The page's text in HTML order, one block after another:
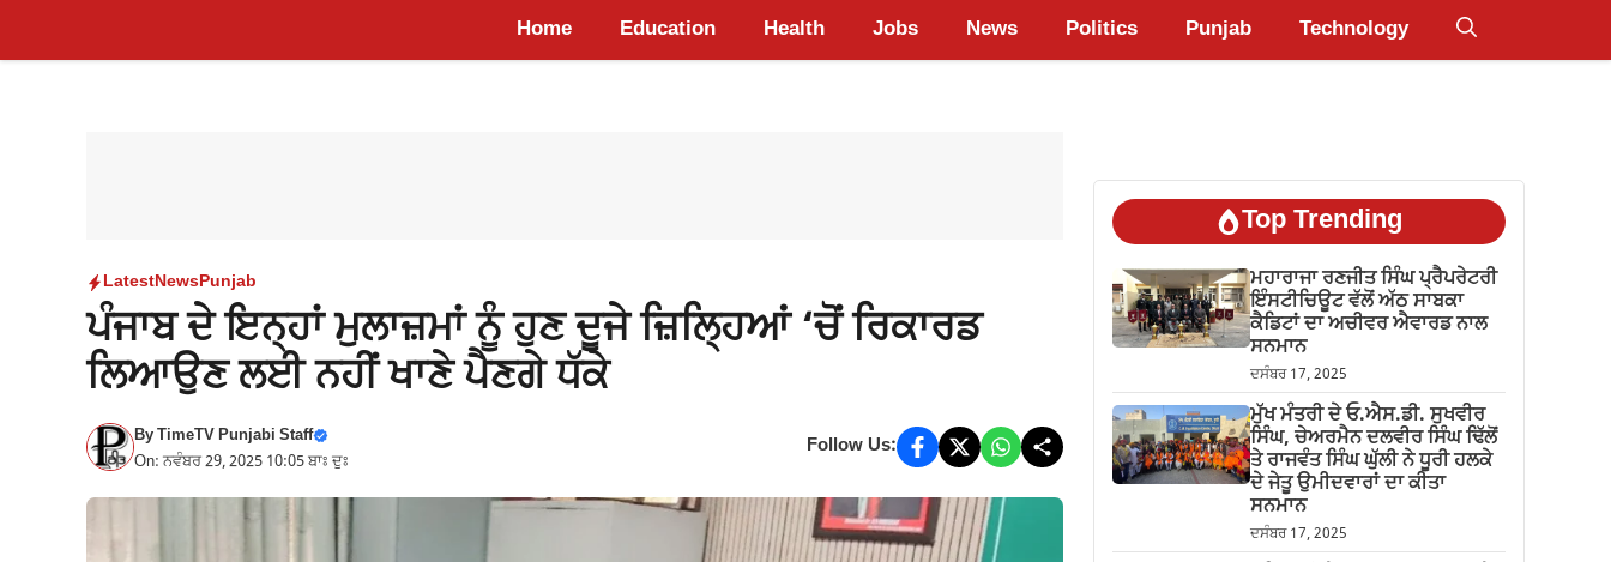
Home Education Health Jobs News Politics Punjab Technology
LatestNewsPunjab
ਪੰਜਾਬ ਦੇ ਇਨ੍ਹਾਂ ਮੁਲਾਜ਼ਮਾਂ ਨੂੰ ਹੁਣ ਦੂਜੇ ਜ਼ਿਲ੍ਹਿਆਂ ‘ਚੋਂ ਰਿਕਾਰਡ
ਲਿਆਉਣ ਲਈ ਨਹੀਂ ਖਾਣੇ ਪੈਣਗੇ ਧੱਕੇ
ByTimeTV Punjabi Staff
On: ਨਵੰਬਰ 29, 2025 10:05 ਬਾਃ ਦੁਃ
Follow Us:
Top Trending
ਮਹਾਰਾਜਾ ਰਣਜੀਤ ਸਿੰਘ ਪ੍ਰੈਪਰੇਟਰੀ
ਇੰਸਟੀਚਿਊਟ ਵੱਲੋਂ ਅੱਠ ਸਾਬਕਾ
ਕੈਡਿਟਾਂ ਦਾ ਅਚੀਵਰ ਐਵਾਰਡ ਨਾਲ
ਸਨਮਾਨ
ਦਸੰਬਰ 17, 2025
ਮੁੱਖ ਮੰਤਰੀ ਦੇ ਓ.ਐਸ.ਡੀ. ਸੁਖਵੀਰ
ਸਿੰਘ, ਚੇਅਰਮੈਨ ਦਲਵੀਰ ਸਿੰਘ ਢਿੱਲੋਂ
ਤੇ ਰਾਜਵੰਤ ਸਿੰਘ ਘੁੱਲੀ ਨੇ ਧੂਰੀ ਹਲਕੇ
ਦੇ ਜੇਤੂ ਉਮੀਦਵਾਰਾਂ ਦਾ ਕੀਤਾ
ਸਨਮਾਨ
ਦਸੰਬਰ 17, 2025